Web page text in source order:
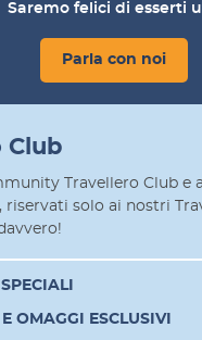
Saremo felici di esserti
Parla con noi
Club
Travellero Club e
riservati solo ai nostri
OMAGGI ESCLUSIVI